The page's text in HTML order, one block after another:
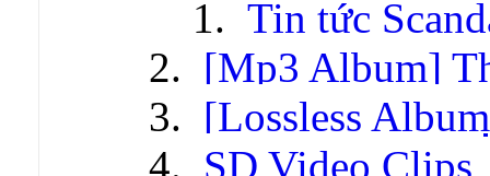
Tin tức
[Mp3 Album]
[Lossless
SD Video Clips